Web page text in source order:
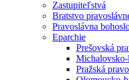
Zastupiteľstvá
Bratstvo
Pravoslávna
Eparchie
Prešovská
Michalovsko-
Pražská